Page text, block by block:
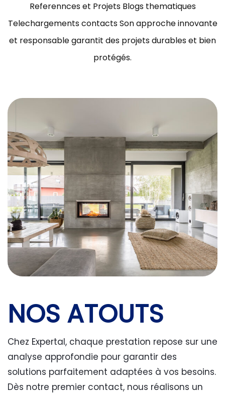
Referennces et Projets Blogs thematiques
Telechargements contacts Son approche innovante
et responsable garantit des projets durables et bien
protégés.
NOS ATOUTS
Chez Expertal, chaque prestation repose sur une
analyse approfondie pour garantir des
solutions parfaitement adaptées à vos besoins.
Dès notre premier contact, nous réalisons un